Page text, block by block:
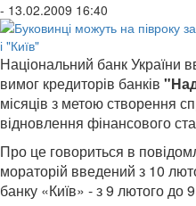
- 13.02.2009 16:40
Національний банк України
вимог кредиторів банків
місяців з метою створення
відновлення фінансового
Про це говориться в
мораторій введений з 10
банку «Київ» - з 9 лютого до